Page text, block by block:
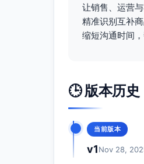
让销售、运营
精准识别互补
缩短沟通时间
🕒 版本历史
当前版本
v1Nov 28,